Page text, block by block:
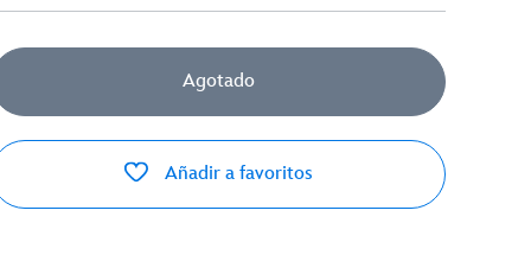
Agotado
Añadir a favoritos